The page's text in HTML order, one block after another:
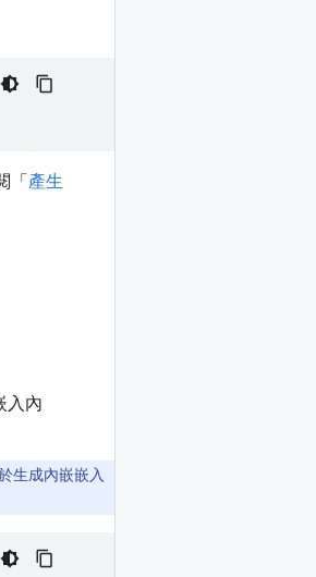
「產生
入內
生成內嵌嵌入